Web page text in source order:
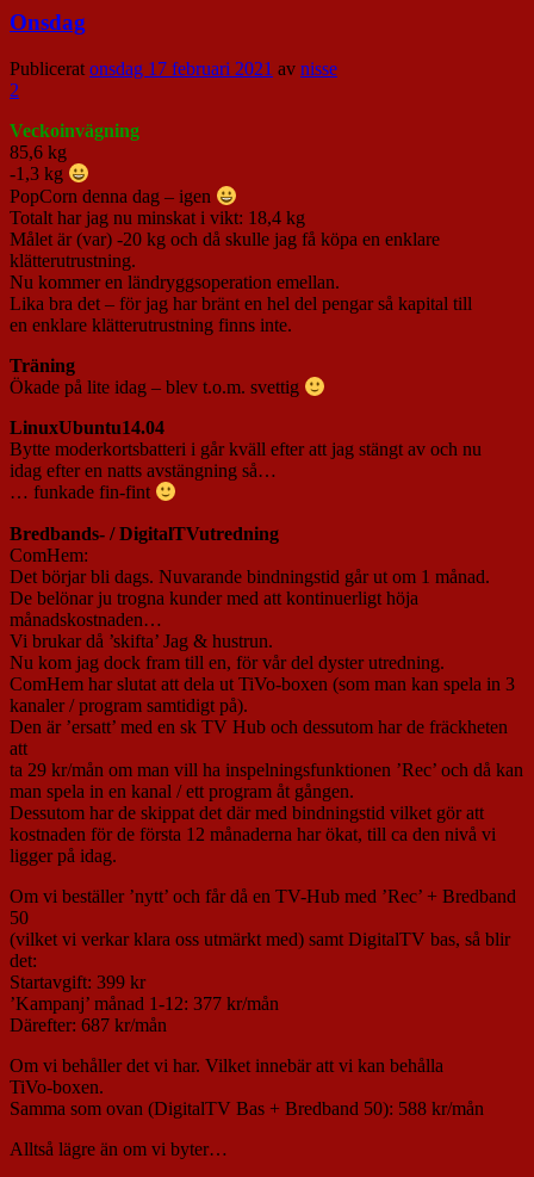
Onsdag
Publicerat onsdag 17 februari 2021 av nisse
2
Veckoinvägning
85,6 kg
-1,3 kg
PopCorn denna dag – igen
Totalt har jag nu minskat i vikt: 18,4 kg
Målet är (var) -20 kg och då skulle jag få köpa en enklare
klätterutrustning.
Nu kommer en ländryggsoperation emellan.
Lika bra det – för jag har bränt en hel del pengar så kapital till
en enklare klätterutrustning finns inte.
Träning
Ökade på lite idag – blev t.o.m. svettig
LinuxUbuntu14.04
Bytte moderkortsbatteri i går kväll efter att jag stängt av och nu
idag efter en natts avstängning så…
… funkade fin-fint
Bredbands- / DigitalTVutredning
ComHem:
Det börjar bli dags. Nuvarande bindningstid går ut om 1 månad.
De belönar ju trogna kunder med att kontinuerligt höja
månadskostnaden…
Vi brukar då ’skifta’ Jag & hustrun.
Nu kom jag dock fram till en, för vår del dyster utredning.
ComHem har slutat att dela ut TiVo-boxen (som man kan spela in 3
kanaler / program samtidigt på).
Den är ’ersatt’ med en sk TV Hub och dessutom har de fräckheten
att
ta 29 kr/mån om man vill ha inspelningsfunktionen ’Rec’ och då kan
man spela in en kanal / ett program åt gången.
Dessutom har de skippat det där med bindningstid vilket gör att
kostnaden för de första 12 månaderna har ökat, till ca den nivå vi
ligger på idag.
Om vi beställer ’nytt’ och får då en TV-Hub med ’Rec’ + Bredband
50
(vilket vi verkar klara oss utmärkt med) samt DigitalTV bas, så blir
det:
Startavgift: 399 kr
’Kampanj’ månad 1-12: 377 kr/mån
Därefter: 687 kr/mån
Om vi behåller det vi har. Vilket innebär att vi kan behålla
TiVo-boxen.
Samma som ovan (DigitalTV Bas + Bredband 50): 588 kr/mån
Alltså lägre än om vi byter…